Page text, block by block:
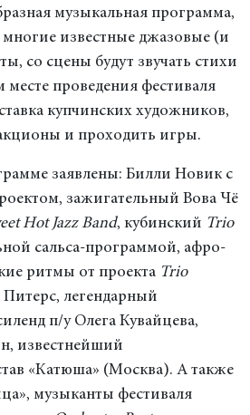
музыкальная программа,
известные джазовые (и
со сцены будут звучать стихи
месте проведения фестиваля
купчинских художников,
и проходить игры.
заявлены: Билли Новик с
зажигательный Вова Чё
Hot Jazz Band, кубинский Trio
сальса-программой, афро-
ритмы от проекта Trio
легендарный
п/у Олега Кувайцева,
известнейший
«Катюша» (Москва). А также
музыканты фестиваля